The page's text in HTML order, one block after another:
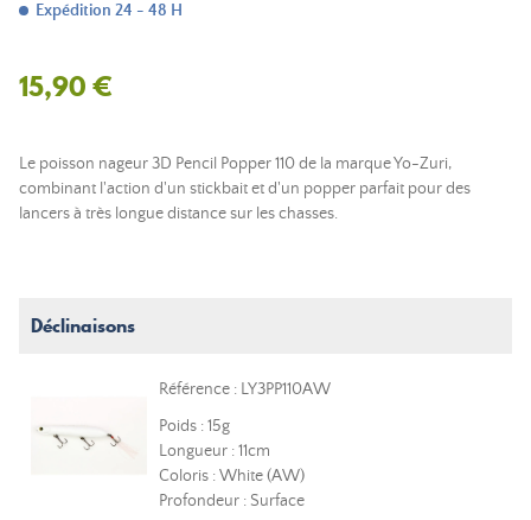
Expédition 24 - 48 H
15,90 €
Le poisson nageur 3D Pencil Popper 110 de la marque Yo-Zuri,
combinant l'action d'un stickbait et d'un popper parfait pour des
lancers à très longue distance sur les chasses.
Déclinaisons
Référence : LY3PP110AW
Poids : 15g
Longueur : 11cm
Coloris : White (AW)
Profondeur : Surface